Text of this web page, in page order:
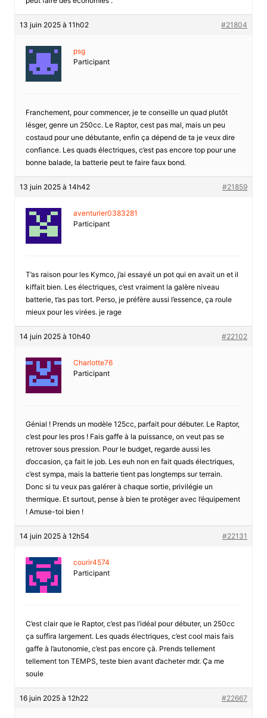
13 juin 2025 à 11h02 #21804
psg
Participant
Franchement, pour commencer, je te conseille un quad plutôt
lésger, genre un 250cc. Le Raptor, cest pas mal, mais un peu
costaud pour une débutante, enfin ça dépend de ta je veux dire
confiance. Les quads électriques, c’est pas encore top pour une
bonne balade, la batterie peut te faire faux bond.
13 juin 2025 à 14h42 #21859
aventurier0383281
Participant
T’as raison pour les Kymco, j’ai essayé un pot qui en avait un et il
kiffait bien. Les électriques, c’est vraiment la galère niveau
batterie, t’as pas tort. Perso, je préfère aussi l’essence, ça roule
mieux pour les virées. je rage
14 juin 2025 à 10h40 #22102
Charlotte76
Participant
Génial ! Prends un modèle 125cc, parfait pour débuter. Le Raptor,
c’est pour les pros ! Fais gaffe à la puissance, on veut pas se
retrover sous pression. Pour le budget, regarde aussi les
d’occasion, ça fait le job. Les euh non en fait quads électriques,
c’est sympa, mais la batterie tient pas longtemps sur terrain.
Donc si tu veux pas galérer à chaque sortie, privilégie un
thermique. Et surtout, pense à bien te protéger avec l’équipement
! Amuse-toi bien !
14 juin 2025 à 12h54 #22131
courir4574
Participant
C’est clair que le Raptor, c’est pas l’idéal pour débuter, un 250cc
ça suffira largement. Les quads électriques, c’est cool mais fais
gaffe à l’autonomie, c’est pas encore çà. Prends tellement
tellement ton TEMPS, teste bien avant d’acheter mdr. Ça me
soule
16 juin 2025 à 12h22 #22667